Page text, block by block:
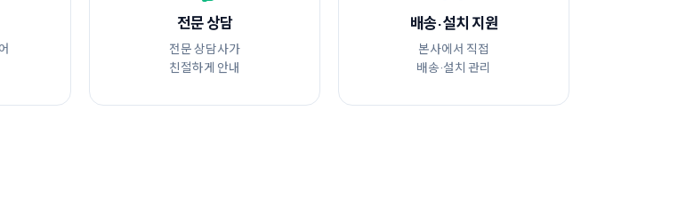
전문 상담
전문 상담사가
친절하게 안내
배송·설치 지원
본사에서 직접
배송·설치 관리